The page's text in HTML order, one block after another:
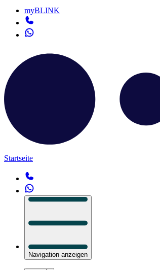
myBLINK
Startseite
Navigation anzeigen